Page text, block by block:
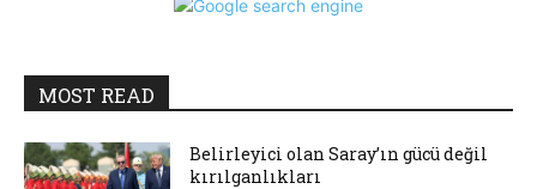
MOST READ
Belirleyici olan Saray’ın gücü değil
kırılganlıkları